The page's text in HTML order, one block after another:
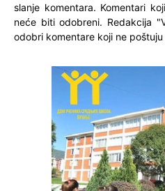
slanje komentara. Komentari
neće biti odobreni. Redakcija
odobri komentare koji ne